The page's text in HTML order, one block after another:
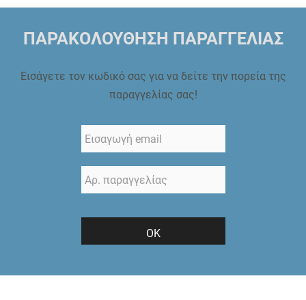
ΠΑΡΑΚΟΛΟΥΘΗΣΗ ΠΑΡΑΓΓΕΛΙΑΣ
Εισάγετε τον κωδικό σας για να δείτε την πορεία της
παραγγελίας σας!
ΟΚ